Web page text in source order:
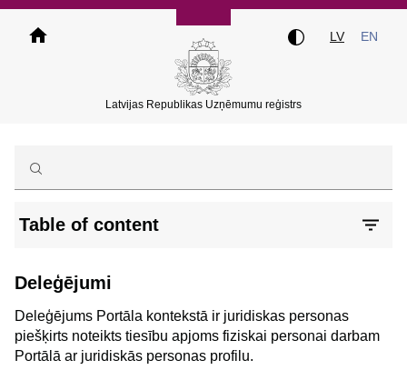
Pārlekt
galveno
Latvijas Republikas Uzņēmumu reģistrs
LV EN
Table of content
Deleģējumi
Deleģējums Portāla kontekstā ir juridiskas personas
piešķirts noteikts tiesību apjoms fiziskai personai darbam
Portālā ar juridiskās personas profilu.